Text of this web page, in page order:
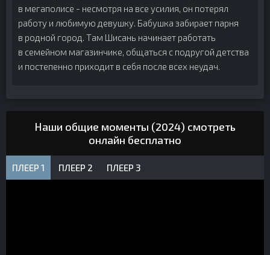
в мегаполисе - несмотря на все усилия, он потерял
работу и любимую девушку. Бабушка забирает парня
в родной город. Там Шисань начинает работать
в семейном магазинчике, общаться с подругой детства
и постепенно приходит в себя после всех неудач.
Наши общие моменты (2024) смотреть
онлайн бесплатно
ПЛЕЕР 1 ПЛЕЕР 2 ПЛЕЕР 3